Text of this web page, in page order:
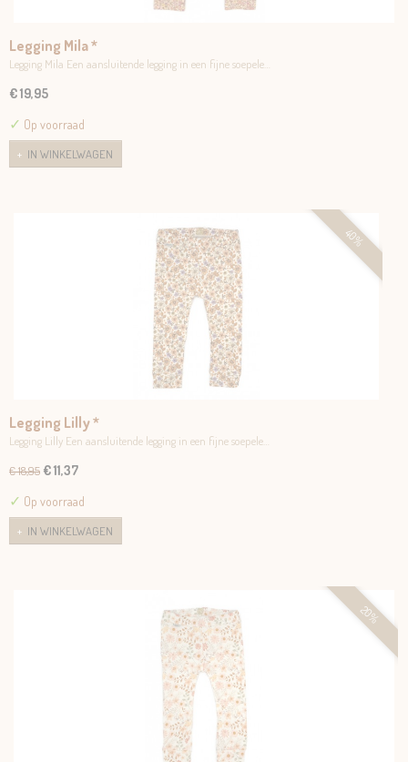
Legging Mila *
Legging Mila Een aansluitende legging in een fijne soepele…
€ 19,95
✓ Op voorraad
IN WINKELWAGEN
40%
Legging Lilly *
Legging Lilly Een aansluitende legging in een fijne soepele…
€ 18,95 € 11,37
✓ Op voorraad
IN WINKELWAGEN
20%